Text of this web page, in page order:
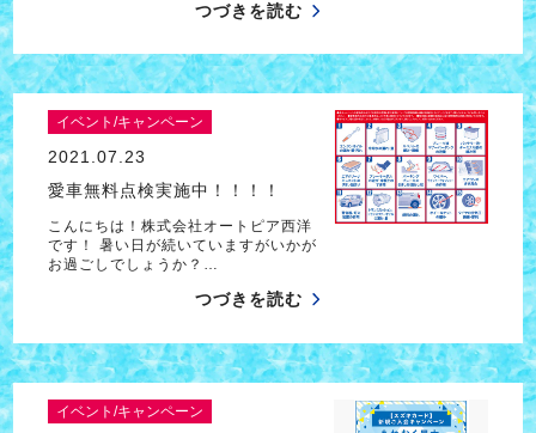
つづきを読む
イベント/キャンペーン
2021.07.23
愛車無料点検実施中！！！！
こんにちは！株式会社オートピア西洋
です！ 暑い日が続いていますがいかが
お過ごしでしょうか？…
つづきを読む
イベント/キャンペーン